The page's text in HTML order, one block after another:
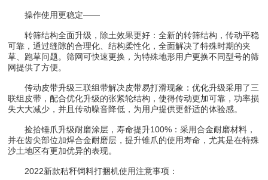
操作使用更稳定——
转筛结构全面升级，除土效果更好：全新的转筛结构，传动平稳
可靠，通过缝隙的合理化、结构柔性化，全面解决了特殊时期的夹
草、跑草问题。筛网可快速更换，为特殊地形用户更换不同型号的筛
网提供了方便。
传动皮带升级三联组带解决皮带易打滑现象：优化升级采用了三
联组皮带，配合优化升级的张紧轮结构，使得传动更加可靠，功率损
失大大减少，并且传动噪音降低，为用户提供更舒适的体验感。
捡拾锤爪升级耐磨涂层，寿命提升100%：采用合金耐磨材料，
并在齿尖部位加焊合金耐磨层，提升锥爪的使用寿命，尤其是在特殊
沙土地区有更加优异的表现。
2022新款秸秆饲料打捆机使用注意事项：